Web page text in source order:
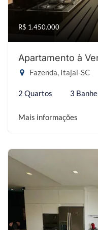
R$ 1.450.000
Apartamento à
Fazenda, Itajaí-SC
2 Quartos 3
Mais informações